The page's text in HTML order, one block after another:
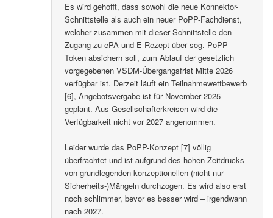
Es wird gehofft, dass sowohl die neue Konnektor-
Schnittstelle als auch ein neuer PoPP-Fachdienst,
welcher zusammen mit dieser Schnittstelle den
Zugang zu ePA und E-Rezept über sog. PoPP-
Token absichern soll, zum Ablauf der gesetzlich
vorgegebenen VSDM-Übergangsfrist Mitte 2026
verfügbar ist. Derzeit läuft ein Teilnahmewettbewerb
[6], Angebotsvergabe ist für November 2025
geplant. Aus Gesellschafterkreisen wird die
Verfügbarkeit nicht vor 2027 angenommen.
Leider wurde das PoPP-Konzept [7] völlig
überfrachtet und ist aufgrund des hohen Zeitdrucks
von grundlegenden konzeptionellen (nicht nur
Sicherheits-)Mängeln durchzogen. Es wird also erst
noch schlimmer, bevor es besser wird – irgendwann
nach 2027.